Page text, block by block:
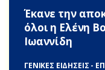
Έκανε την
όλοι η Ελένη
Ιωαννίδη
ΓΕΝΙΚΕΣ ΕΙΔΗΣΕΙΣ -